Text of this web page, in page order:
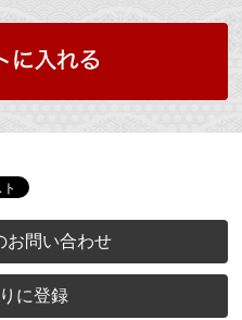
お問い合わせ
に登録